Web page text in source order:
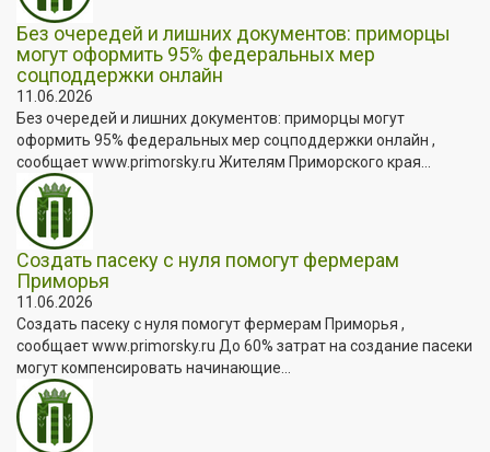
Без очередей и лишних документов: приморцы
могут оформить 95% федеральных мер
соцподдержки онлайн
11.06.2026
Без очередей и лишних документов: приморцы могут
оформить 95% федеральных мер соцподдержки онлайн ,
сообщает www.primorsky.ru Жителям Приморского края...
Создать пасеку с нуля помогут фермерам
Приморья
11.06.2026
Создать пасеку с нуля помогут фермерам Приморья ,
сообщает www.primorsky.ru До 60% затрат на создание пасеки
могут компенсировать начинающие...